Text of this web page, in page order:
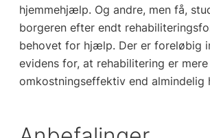
hjemmehjælp. Og andre, men få,
borgeren efter endt
behovet for hjælp. Der er foreløbig
evidens for, at rehabilitering er mere
omkostningseffektiv end almindelig